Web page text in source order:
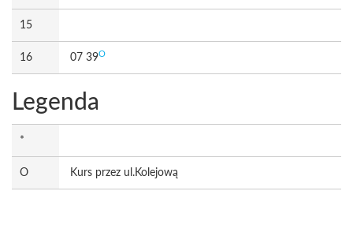
15
16 07 39O
Legenda
*
O Kurs przez ul.Kolejową